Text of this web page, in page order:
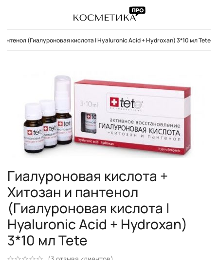
(Гиалуроновая кислота | Hyaluronic Acid + Hydroxan) 3*10 мл Tete
Гиалуроновая кислота +
Хитозан и пантенол
(Гиалуроновая кислота |
Hyaluronic Acid + Hydroxan)
3*10 мл Tete